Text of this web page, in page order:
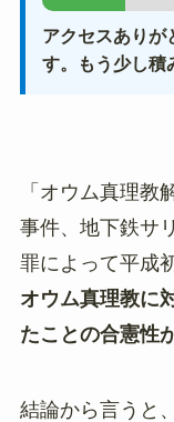
アクセスありが
す。もう少し積
「オウム真理教
事件、地下鉄サ
罪によって平成
オウム真理教に
たことの合憲性
結論から言うと